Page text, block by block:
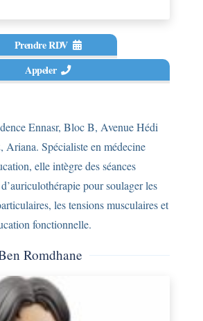
Prendre RDV
Appeler
Ennasr, Bloc B, Avenue Hédi
Ariana. Spécialiste en médecine
elle intègre des séances
pour soulager les
les tensions musculaires et
fonctionnelle.
Romdhane